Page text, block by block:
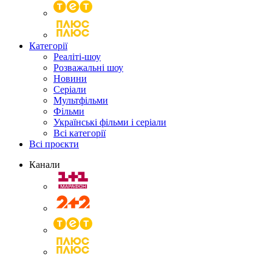
Категорії
Реаліті-шоу
Розважальні шоу
Новини
Серіали
Мультфільми
Фільми
Українські фільми і серіали
Всі категорії
Всі проєкти
Канали